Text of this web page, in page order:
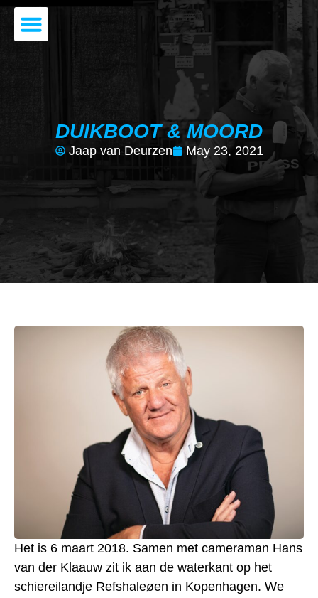
DUIKBOOT & MOORD
Jaap van Deurzen May 23, 2021
Het is 6 maart 2018. Samen met cameraman Hans
van der Klaauw zit ik aan de waterkant op het
schiereilandje Refshaleøen in Kopenhagen. We